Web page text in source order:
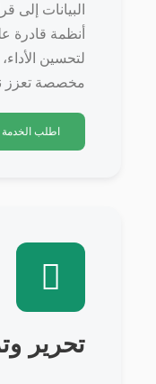
البيانات إلى
أنظمة قادرة
لتحسين
مخصصة تعزز
اطلب الخدمة
تحرير